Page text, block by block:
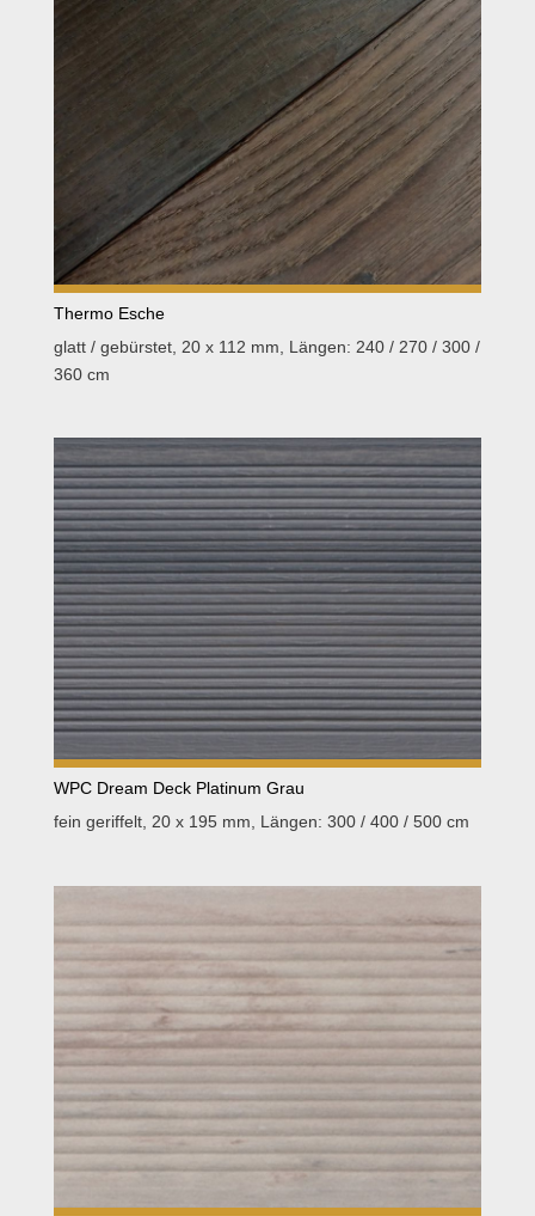
Thermo Esche
glatt / gebürstet, 20 x 112 mm, Längen: 240 / 270 / 300 /
360 cm
WPC Dream Deck Platinum Grau
fein geriffelt, 20 x 195 mm, Längen: 300 / 400 / 500 cm